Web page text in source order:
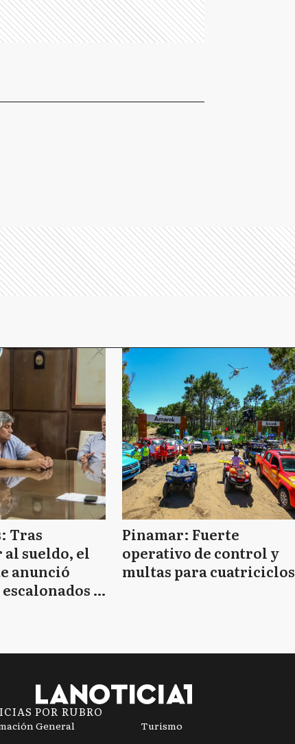
Tras
sueldo, el
anunció
y
Pinamar: Fuerte
operativo de control y
multas para cuatriciclos
POR RUBRO
General
Turismo